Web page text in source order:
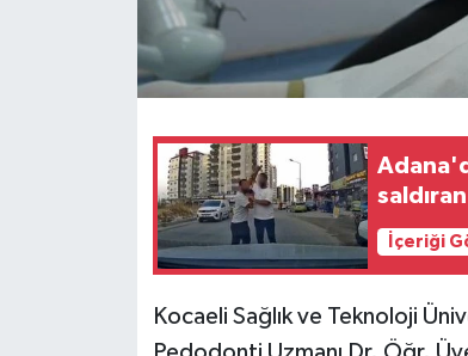
İçeriği
Kocaeli Sağlık ve Teknoloji